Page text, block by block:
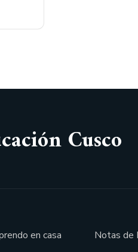
Cusco
en casa
Notas de